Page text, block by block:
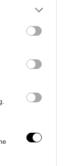
more Google
may click to
party tags to
below Google